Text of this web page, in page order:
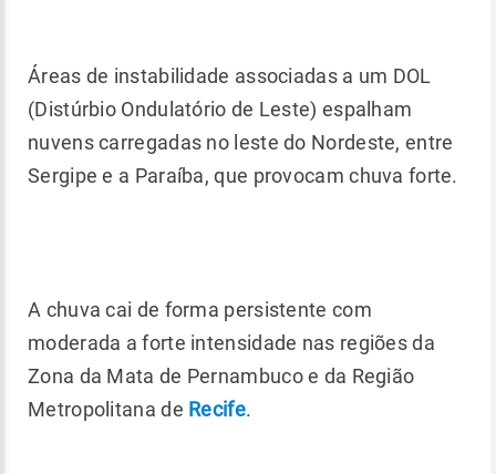
Áreas de instabilidade associadas a um DOL
(Distúrbio Ondulatório de Leste) espalham
nuvens carregadas no leste do Nordeste, entre
Sergipe e a Paraíba, que provocam chuva forte.
A chuva cai de forma persistente com
moderada a forte intensidade nas regiões da
Zona da Mata de Pernambuco e da Região
Metropolitana de Recife.